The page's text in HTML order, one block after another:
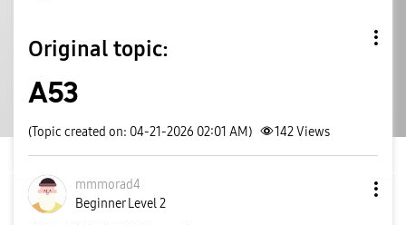
Original topic:
A53
(Topic created on: 04-21-2026 02:01 AM) 142Views
mmmorad4
Beginner Level 2